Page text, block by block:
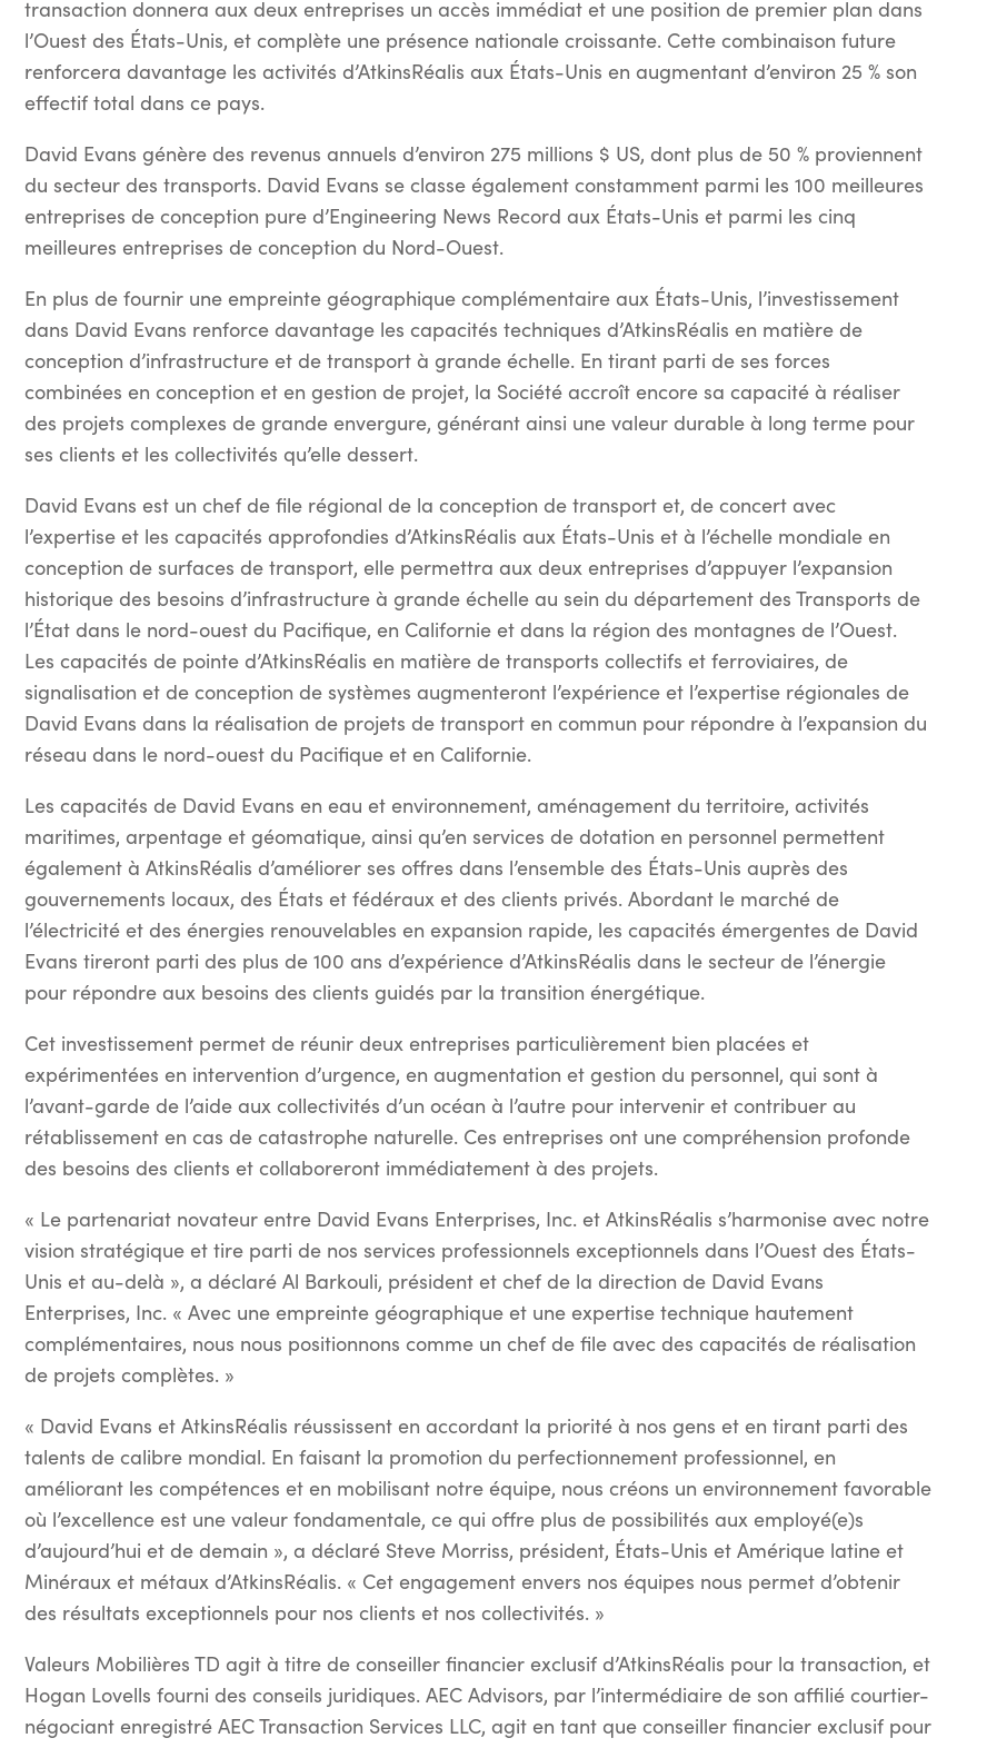
transaction donnera aux deux entreprises un accès immédiat et une position de premier plan dans
l’Ouest des États-Unis, et complète une présence nationale croissante. Cette combinaison future
renforcera davantage les activités d’AtkinsRéalis aux États-Unis en augmentant d’environ 25 % son
effectif total dans ce pays.
David Evans génère des revenus annuels d’environ 275 millions $ US, dont plus de 50 % proviennent
du secteur des transports. David Evans se classe également constamment parmi les 100 meilleures
entreprises de conception pure d’Engineering News Record aux États-Unis et parmi les cinq
meilleures entreprises de conception du Nord-Ouest.
En plus de fournir une empreinte géographique complémentaire aux États-Unis, l’investissement
dans David Evans renforce davantage les capacités techniques d’AtkinsRéalis en matière de
conception d’infrastructure et de transport à grande échelle. En tirant parti de ses forces
combinées en conception et en gestion de projet, la Société accroît encore sa capacité à réaliser
des projets complexes de grande envergure, générant ainsi une valeur durable à long terme pour
ses clients et les collectivités qu’elle dessert.
David Evans est un chef de file régional de la conception de transport et, de concert avec
l’expertise et les capacités approfondies d’AtkinsRéalis aux États-Unis et à l’échelle mondiale en
conception de surfaces de transport, elle permettra aux deux entreprises d’appuyer l’expansion
historique des besoins d’infrastructure à grande échelle au sein du département des Transports de
l’État dans le nord-ouest du Pacifique, en Californie et dans la région des montagnes de l’Ouest.
Les capacités de pointe d’AtkinsRéalis en matière de transports collectifs et ferroviaires, de
signalisation et de conception de systèmes augmenteront l’expérience et l’expertise régionales de
David Evans dans la réalisation de projets de transport en commun pour répondre à l’expansion du
réseau dans le nord-ouest du Pacifique et en Californie.
Les capacités de David Evans en eau et environnement, aménagement du territoire, activités
maritimes, arpentage et géomatique, ainsi qu’en services de dotation en personnel permettent
également à AtkinsRéalis d’améliorer ses offres dans l’ensemble des États-Unis auprès des
gouvernements locaux, des États et fédéraux et des clients privés. Abordant le marché de
l’électricité et des énergies renouvelables en expansion rapide, les capacités émergentes de David
Evans tireront parti des plus de 100 ans d’expérience d’AtkinsRéalis dans le secteur de l’énergie
pour répondre aux besoins des clients guidés par la transition énergétique.
Cet investissement permet de réunir deux entreprises particulièrement bien placées et
expérimentées en intervention d’urgence, en augmentation et gestion du personnel, qui sont à
l’avant-garde de l’aide aux collectivités d’un océan à l’autre pour intervenir et contribuer au
rétablissement en cas de catastrophe naturelle. Ces entreprises ont une compréhension profonde
des besoins des clients et collaboreront immédiatement à des projets.
« Le partenariat novateur entre David Evans Enterprises, Inc. et AtkinsRéalis s’harmonise avec notre
vision stratégique et tire parti de nos services professionnels exceptionnels dans l’Ouest des États-
Unis et au-delà », a déclaré Al Barkouli, président et chef de la direction de David Evans
Enterprises, Inc. « Avec une empreinte géographique et une expertise technique hautement
complémentaires, nous nous positionnons comme un chef de file avec des capacités de réalisation
de projets complètes. »
« David Evans et AtkinsRéalis réussissent en accordant la priorité à nos gens et en tirant parti des
talents de calibre mondial. En faisant la promotion du perfectionnement professionnel, en
améliorant les compétences et en mobilisant notre équipe, nous créons un environnement favorable
où l’excellence est une valeur fondamentale, ce qui offre plus de possibilités aux employé(e)s
d’aujourd’hui et de demain », a déclaré Steve Morriss, président, États-Unis et Amérique latine et
Minéraux et métaux d’AtkinsRéalis. « Cet engagement envers nos équipes nous permet d’obtenir
des résultats exceptionnels pour nos clients et nos collectivités. »
Valeurs Mobilières TD agit à titre de conseiller financier exclusif d’AtkinsRéalis pour la transaction, et
Hogan Lovells fourni des conseils juridiques. AEC Advisors, par l’intermédiaire de son affilié courtier-
négociant enregistré AEC Transaction Services LLC, agit en tant que conseiller financier exclusif pour